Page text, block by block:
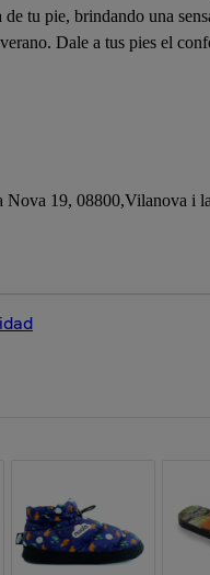
tu pie, brindando una
Dale a tus pies el
19, 08800,Vilanova i